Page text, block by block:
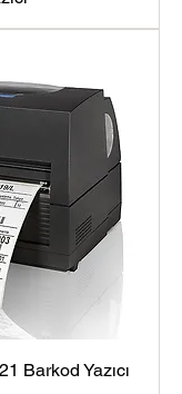
Barkod Yazıcı